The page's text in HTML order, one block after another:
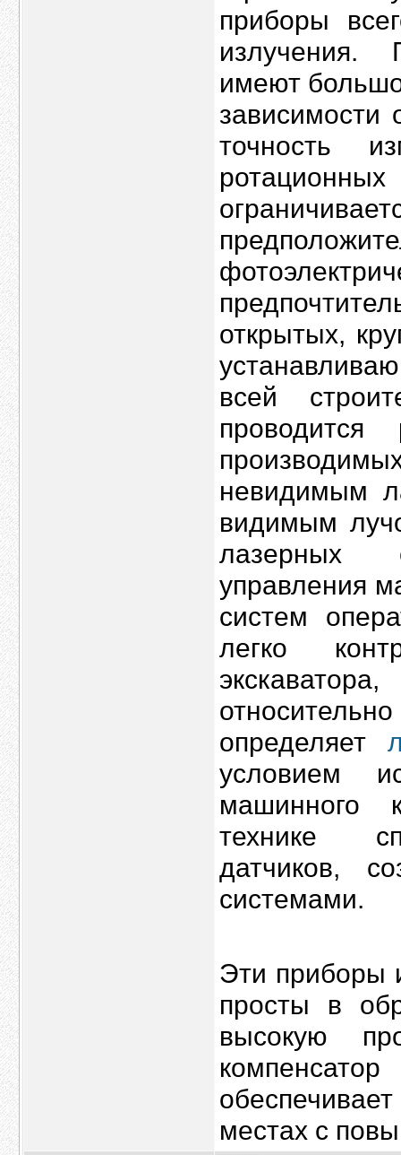
приборы
излучения.
имеют
зависимости
точность
открытых,
всей
невидимым
видимым
лазерных
управления
систем
легко
определяет
условием
машинного
технике
датчиков,
системами.
Эти приборы
просты в
высокую
местах с